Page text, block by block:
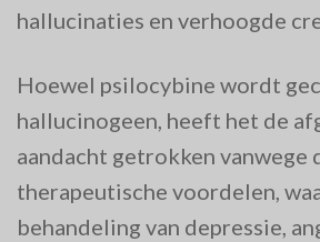
hallucinaties en verhoogde
Hoewel psilocybine wordt
hallucinogeen, heeft het de
aandacht getrokken vanwege
therapeutische voordelen,
behandeling van depressie,